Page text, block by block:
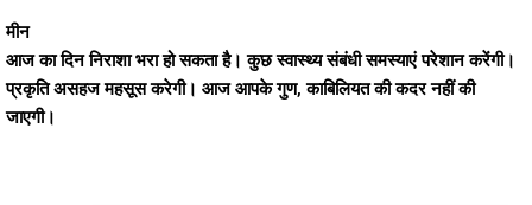
मीन
आज का दिन निराशा भरा हो सकता है। कुछ स्वास्थ्य संबंधी समस्याएं परेशान करेंगी।
प्रकृति असहज महसूस करेगी। आज आपके गुण, काबिलियत की कदर नहीं की
जाएगी।